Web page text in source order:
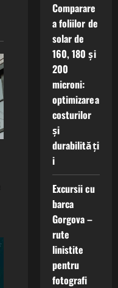
Comparare
a foliilor de
solar de
160, 180 și
200
microni:
optimizarea
costurilor
și
durabilități
i
Excursii cu
barca
Gorgova –
rute
linistite
pentru
fotografi